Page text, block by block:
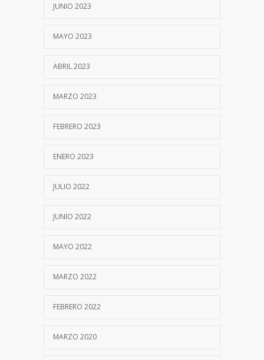
JUNIO 2023
MAYO 2023
ABRIL 2023
MARZO 2023
FEBRERO 2023
ENERO 2023
JULIO 2022
JUNIO 2022
MAYO 2022
MARZO 2022
FEBRERO 2022
MARZO 2020